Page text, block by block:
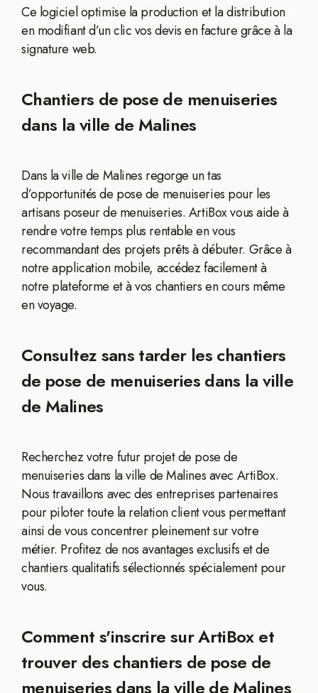
Ce logiciel optimise la production et la distribution
en modifiant d’un clic vos devis en facture grâce à la
signature web.
Chantiers de pose de menuiseries
dans la ville de Malines
Dans la ville de Malines regorge un tas
d’opportunités de pose de menuiseries pour les
artisans poseur de menuiseries. ArtiBox vous aide à
rendre votre temps plus rentable en vous
recommandant des projets prêts à débuter. Grâce à
notre application mobile, accédez facilement à
notre plateforme et à vos chantiers en cours même
en voyage.
Consultez sans tarder les chantiers
de pose de menuiseries dans la ville
de Malines
Recherchez votre futur projet de pose de
menuiseries dans la ville de Malines avec ArtiBox.
Nous travaillons avec des entreprises partenaires
pour piloter toute la relation client vous permettant
ainsi de vous concentrer pleinement sur votre
métier. Profitez de nos avantages exclusifs et de
chantiers qualitatifs sélectionnés spécialement pour
vous.
Comment s'inscrire sur ArtiBox et
trouver des chantiers de pose de
menuiseries dans la ville de Malines